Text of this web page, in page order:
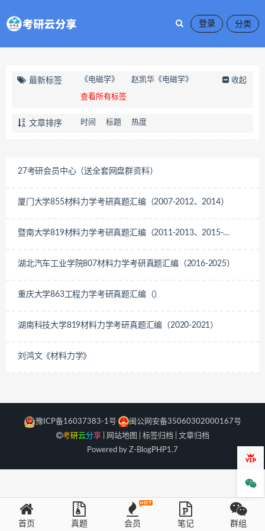
登录
最新标签 《电磁学》 赵凯华《电磁学》
查看所有标签
收起
文章排序 时间 标题 热度
27考研会员中心（送全套网盘群资料）
厦门大学855材料力学考研真题汇编（2007-2012、2014）
暨南大学819材料力学考研真题汇编（2011-2013、2015-
湖北汽车工业学院807材料力学考研真题汇编（2016-2025）
重庆大学863工程力学考研真题汇编（）
湖南科技大学819材料力学考研真题汇编（2020-2021）
​刘鸿文《材料力学》
豫ICP备16037383-1号
闽公网安备35060302000167号
考研云分享| 网站地图 标签归档
文章归档
Powered by Z-BlogPHP1.7
首页 真题 会员 笔记 群组
会员
微信